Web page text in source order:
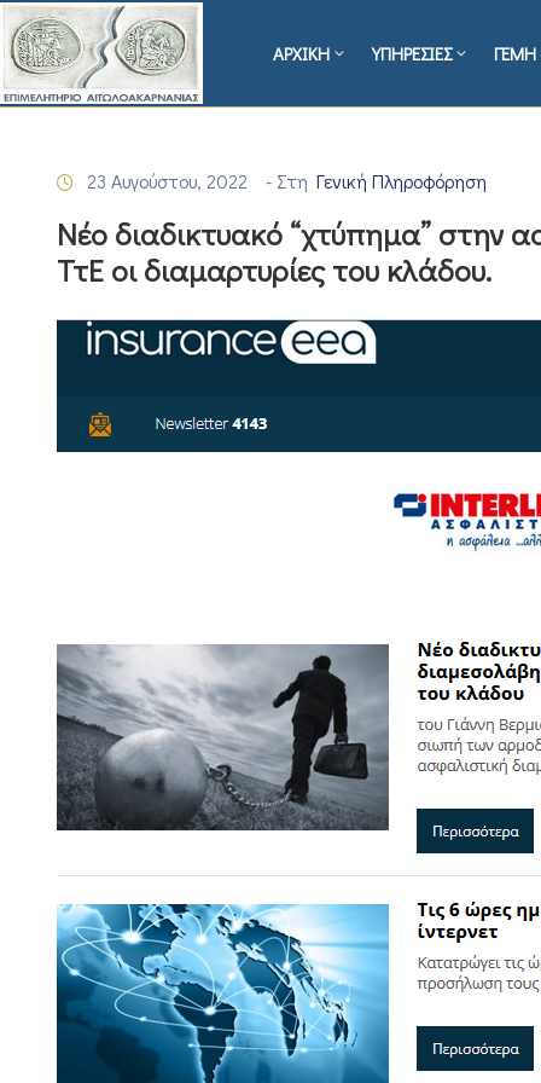
ΑΡΧΙΚΗ ΥΠΗΡΕΣΙΕΣ ΓΕΜΗ
23 Αυγούστου, 2022 - Στη Γενική Πληροφόρηση
Νέο διαδικτυακό “χτύπημα” στην
ΤτΕ οι διαμαρτυρίες του κλάδου.